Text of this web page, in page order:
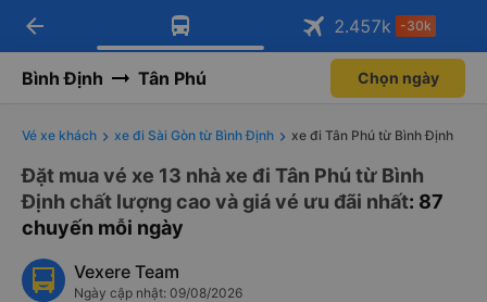
Tải app Vexere ngay!
Nhận ưu đãi thành viên độc
Mở app
Tải app Vexere
-30k/ghế khi đặt vé máy bay qua
Mở app
arrow_back 2.457k -30k
Bình Định Tân Phú Chọn ngày
Vé xe khách xe đi Sài Gòn từ Bình Định xe đi Tân Phú từ Bình Định
Đặt mua vé xe 13 nhà xe đi Tân Phú từ Bình
Định chất lượng cao và giá vé ưu đãi nhất: 87
chuyến mỗi ngày
Vexere Team
Ngày cập nhật: 09/08/2026